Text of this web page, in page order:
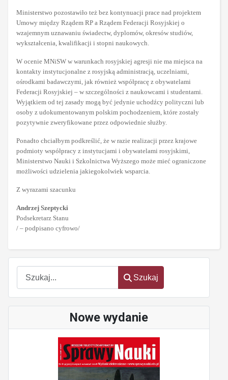
Szukaj
Szukaj
Nowe wydanie
Ministerstwo pozostawiło też bez kontynuacji prace nad projektem
Umowy między Rządem RP a Rządem Federacji Rosyjskiej o
wzajemnym uznawaniu świadectw, dyplomów, okresów studiów,
wykształcenia, kwalifikacji i stopni naukowych.
W ocenie MNiSW w warunkach rosyjskiej agresji nie ma miejsca na
kontakty instytucjonalne z rosyjską administracją, uczelniami,
ośrodkami badawczymi, jak również współpracę z obywatelami
Federacji Rosyjskiej – w szczególności z naukowcami i studentami.
Wyjątkiem od tej zasady mogą być jedynie uchodźcy polityczni lub
osoby z udokumentowanym polskim pochodzeniem, które zostały
pozytywnie zweryfikowane przez odpowiednie służby.
Ponadto chciałbym podkreślić, że w razie realizacji przez krajowe
podmioty współpracy z instytucjami i obywatelami rosyjskimi,
Ministerstwo Nauki i Szkolnictwa Wyższego może mieć ograniczone
możliwości udzielenia jakiegokolwiek wsparcia.
Z wyrazami szacunku
Andrzej Szeptycki
Podsekretarz Stanu
/ – podpisano cyfrowo/